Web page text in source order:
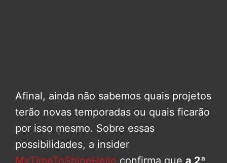
Afinal, ainda não sabemos quais projetos
terão novas temporadas ou quais ficarão
por isso mesmo. Sobre essas
possibilidades, a insider
MyTimeToShineHello confirma que a 2ª